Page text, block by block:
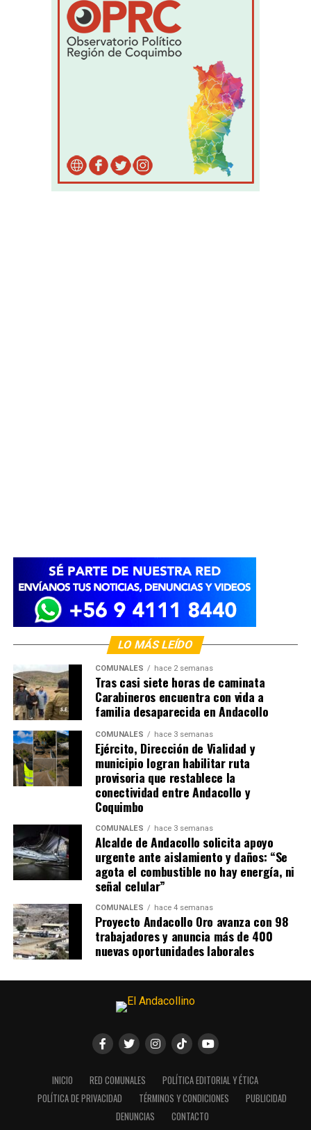
LO MÁS LEÍDO
COMUNALES hace 2 semanas
Tras casi siete horas de caminata
Carabineros encuentra con vida a
familia desaparecida en Andacollo
COMUNALES hace 3 semanas
Ejército, Dirección de Vialidad y
municipio logran habilitar ruta
provisoria que restablece la
conectividad entre Andacollo y
Coquimbo
COMUNALES hace 3 semanas
Alcalde de Andacollo solicita apoyo
urgente ante aislamiento y daños: “Se
agota el combustible no hay energía, ni
señal celular”
COMUNALES hace 4 semanas
Proyecto Andacollo Oro avanza con 98
trabajadores y anuncia más de 400
nuevas oportunidades laborales
INICIO RED COMUNALES
POLÍTICA EDITORIAL Y ÉTICA
POLÍTICA DE PRIVACIDAD
TÉRMINOS Y CONDICIONES
PUBLICIDAD
DENUNCIAS
CONTACTO